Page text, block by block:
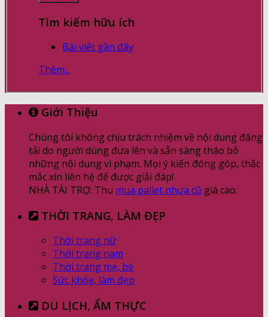
Tìm kiếm hữu ích
Bài viết gần đây
Thêm...
Giới Thiệu
Chúng tôi không chịu trách nhiệm về nội dung đăng
tải do người dùng đưa lên và sẵn sàng tháo bỏ
những nội dung vi phạm. Mọi ý kiến đóng góp, thắc
mắc xin liên hệ để được giải đáp!
NHÀ TÀI TRỢ: Thu mua pallet nhựa cũ giá cao.
THỜI TRANG, LÀM ĐẸP
Thời trang nữ
Thời trang nam
Thời trang mẹ, bé
Sức khỏe, làm đẹp
DU LỊCH, ẨM THỰC